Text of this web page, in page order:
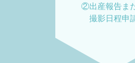
②出産報告ま
撮影日程申